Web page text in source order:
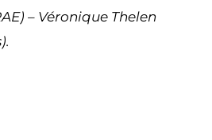
– Véronique Thelen